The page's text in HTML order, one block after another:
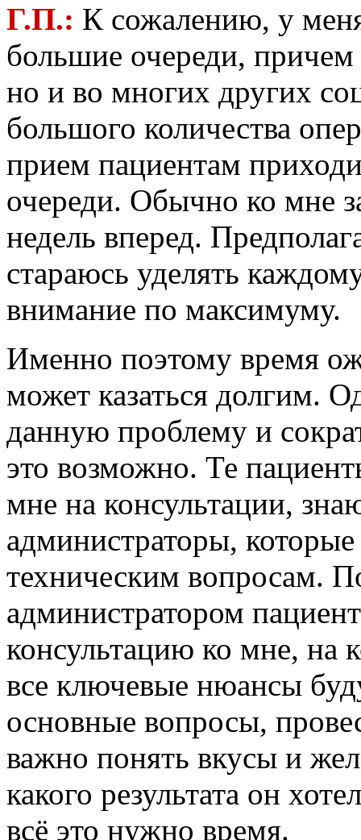
Г.П.: К сожалению, у
большие очереди, причем
но и во многих других
большого количества
прием пациентам
очереди. Обычно ко мне
недель вперед.
стараюсь уделять
внимание по максимуму.
Именно поэтому время
может казаться долгим.
данную проблему и
это возможно. Те
мне на консультации,
администраторы,
техническим вопросам.
администратором
консультацию ко мне, на
все ключевые нюансы
основные вопросы,
важно понять вкусы и
какого результата он
всё это нужно время.